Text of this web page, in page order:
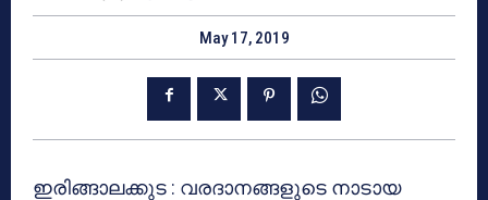
May 17, 2019
ഇരിങ്ങാലക്കുട : വരദാനങ്ങളുടെ നാടായ